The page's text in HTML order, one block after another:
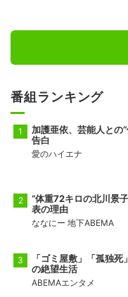
番組ランキング
加護亜依、芸能人との
告白
愛のハイエナ
“体重72キロの北川景
表の理由
ななにー 地下ABEMA
「ゴミ屋敷」「孤独
の絶望生活
ABEMAエンタメ